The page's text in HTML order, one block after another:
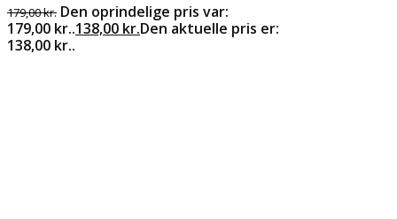
179,00kr. Den oprindelige pris var:
179,00 kr..138,00 kr.Den aktuelle pris er:
138,00 kr..